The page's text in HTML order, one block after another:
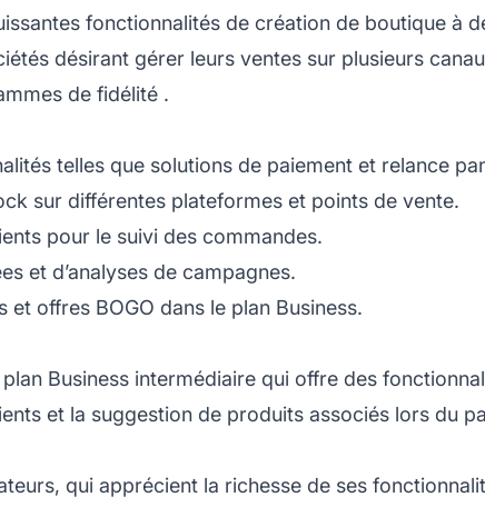
fonctionnalités de création de boutique à
désirant gérer leurs ventes sur plusieurs
de fidélité .
telles que solutions de paiement et relance
sur différentes plateformes et points de vente.
pour le suivi des commandes.
et d’analyses de campagnes.
et offres BOGO dans le plan Business.
Business intermédiaire qui offre des
et la suggestion de produits associés lors du
qui apprécient la richesse de ses